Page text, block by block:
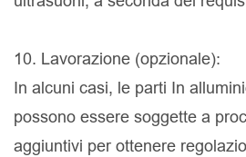
10. Lavorazione (opzionale):
In alcuni casi, le parti In
possono essere soggette a
aggiuntivi per ottenere